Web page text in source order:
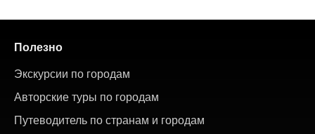
Полезно
Экскурсии по городам
Авторские туры по городам
Путеводитель по странам и городам